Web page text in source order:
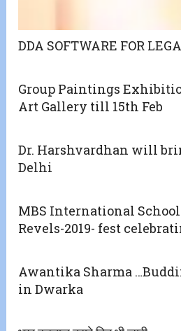
DDA SOFTWARE FOR
Group Paintings
Art Gallery till 15th Feb
Dr. Harshvardhan will
Delhi
MBS International
Revels-2019- fest
Awantika Sharma
in Dwarka